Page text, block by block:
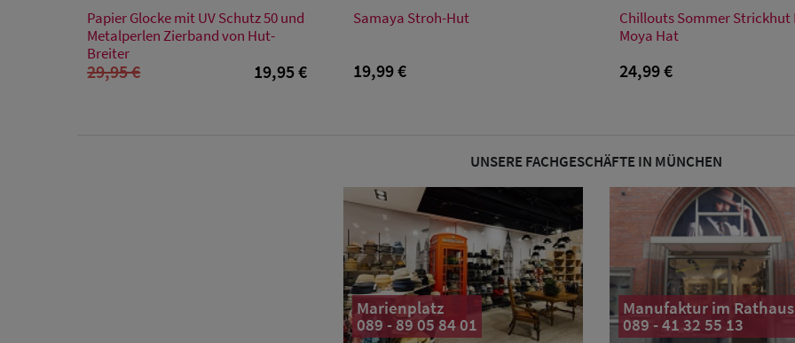
Einheitsgröße
Papier Glocke mit UV Schutz 50 und
Metalperlen Zierband von Hut-
Breiter
29,95 € 19,95 €
Einheitsgröße
Samaya Stroh-Hut
19,99 €
Chillouts Sommer Strickhut
Moya Hat
24,99 €
UNSERE FACHGESCHÄFTE IN MÜNCHEN
Marienplatz
089 - 89 05 84 01
Manufaktur im Rathaus
089 - 41 32 55 13